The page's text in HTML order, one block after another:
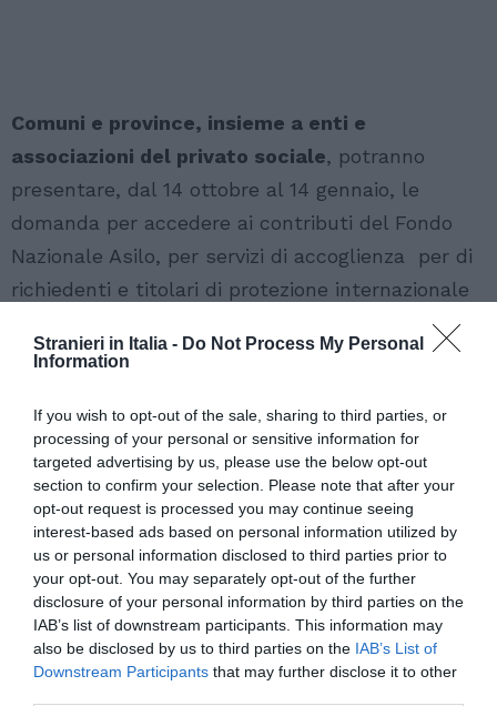
Stranieri in Italia - Do Not Process My Personal
Information
If you wish to opt-out of the sale, sharing to third parties, or
processing of your personal or sensitive information for
targeted advertising by us, please use the below opt-out
section to confirm your selection. Please note that after your
opt-out request is processed you may continue seeing
interest-based ads based on personal information utilized by
us or personal information disclosed to third parties prior to
your opt-out. You may separately opt-out of the further
disclosure of your personal information by third parties on the
IAB’s list of downstream participants. This information may
also be disclosed by us to third parties on the IAB’s List of
Downstream Participants that may further disclose it to other
Comuni e province, insieme a enti e
associazioni del privato sociale, potranno
presentare, dal 14 ottobre al 14 gennaio, le
domanda per accedere ai contributi del Fondo
Nazionale Asilo, per servizi di accoglienza per di
richiedenti e titolari di protezione internazionale
e umanitaria nel biennio 2016-2017. Si farà tutto
attraverso ilsito https://fnasilo.dlci.interno.it
posta elettronica certificata.
Sulbandopubblicato dal Ministero sono indicati
requisiti dei proponenti e delle strutture di
accoglienza. I servizi che andranno garantiti
sono:accoglienzamateriale;mediazione
linguistica-culturale;orientamentoe accesso ai
servizi del territorio;formazionee
riqualificazione professionale; orientamento e